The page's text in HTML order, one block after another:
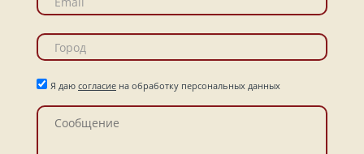
Я даю согласие на обработку персональных данных